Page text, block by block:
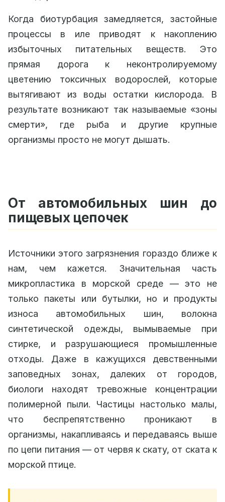
Когда биотурбация замедляется, застойные
процессы в иле приводят к накоплению
избыточных питательных веществ. Это
прямая дорога к неконтролируемому
цветению токсичных водорослей, которые
вытягивают из воды остатки кислорода. В
результате возникают так называемые «зоны
смерти», где рыба и другие крупные
организмы просто не могут дышать.
От автомобильных шин до
пищевых цепочек
Источники этого загрязнения гораздо ближе к
нам, чем кажется. Значительная часть
микропластика в морской среде — это не
только пакеты или бутылки, но и продукты
износа автомобильных шин, волокна
синтетической одежды, вымываемые при
стирке, и разрушающиеся промышленные
отходы. Даже в кажущихся девственными
заповедных зонах, далеких от городов,
биологи находят тревожные концентрации
полимерной пыли. Частицы настолько малы,
что беспрепятственно проникают в
организмы, накапливаясь и передаваясь выше
по цепи питания — от червя к скату, от ската к
морской птице.